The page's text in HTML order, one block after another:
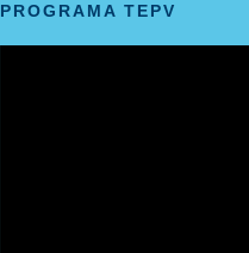
PROGRAMA TEPV